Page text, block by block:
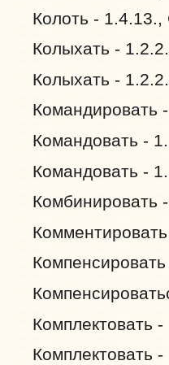
Колоть -
Колыхать -
Колыхать -
Командовать -
Командовать -
Комбинировать
Комплектовать
Комплектовать